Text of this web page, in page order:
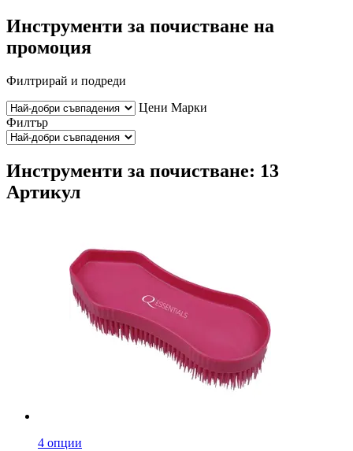
Инструменти за почистване на
промоция
Филтрирай и подреди
Цени Марки
Филтър
Инструменти за почистване: 13
Артикул
4 опции